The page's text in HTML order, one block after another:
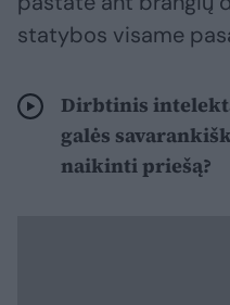
statybos visame
Dirbtinis
galės
naikinti priešą?